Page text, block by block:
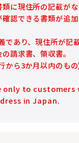
に現住所の記載がな
認できる書類が追
であり、現住所が記
請求書、領収書。
から3か月以内のも
only to customers
in Japan.